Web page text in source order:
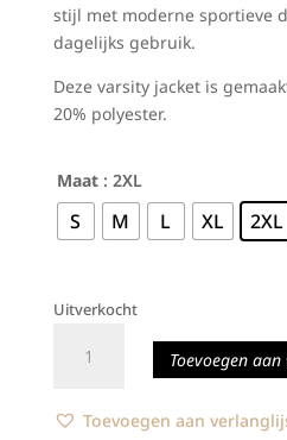
stijl met moderne sportieve
dagelijks gebruik.
Deze varsity jacket is
20% polyester.
Maat : 2XL
S M L XL 2XL
Uitverkocht
Netherlands
Toevoegen
Toevoegen aan